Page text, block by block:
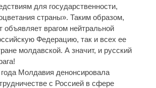
для государственности,
страны». Таким образом,
объявляет врагом нейтральной
Федерацию, так и всех ее
молдавской. А значит, и русский
Молдавия денонсировала
с Россией в сфере